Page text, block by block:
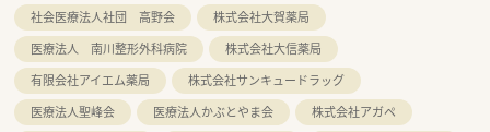
社会医療法人社団 高野会
株式会社大賀薬局
医療法人 南川整形外科病院
株式会社大信薬局
有限会社アイエム薬局
株式会社サンキュードラッグ
医療法人聖峰会
医療法人かぶとやま会
株式会社アガペ